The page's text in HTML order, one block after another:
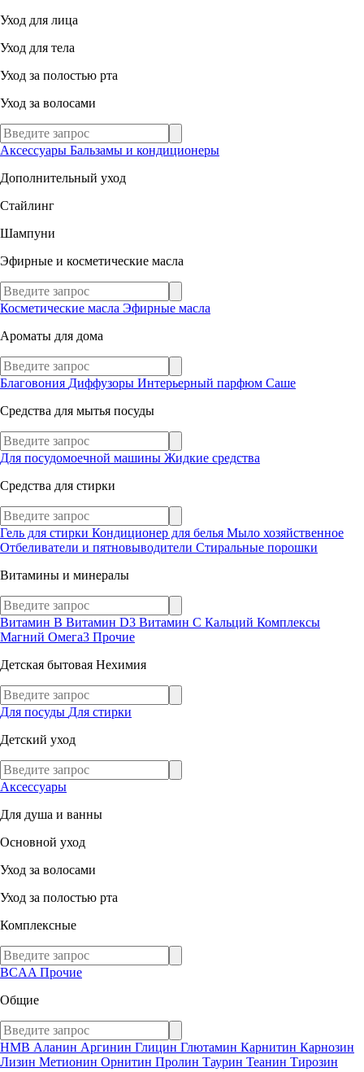
Уход для лица
Уход для тела
Уход за полостью рта
Уход за волосами
Аксессуары Бальзамы и кондиционеры
Дополнительный уход
Стайлинг
Шампуни
Эфирные и косметические масла
Косметические масла Эфирные масла
Ароматы для дома
Благовония Диффузоры Интерьерный парфюм Саше
Средства для мытья посуды
Для посудомоечной машины Жидкие средства
Средства для стирки
Гель для стирки Кондиционер для белья Мыло хозяйственное
Отбеливатели и пятновыводители Стиральные порошки
Витамины и минералы
Витамин В Витамин D3 Витамин С Кальций Комплексы
Магний Омега3 Прочие
Детская бытовая Нехимия
Для посуды Для стирки
Детский уход
Аксессуары
Для душа и ванны
Основной уход
Уход за волосами
Уход за полостью рта
Комплексные
BCAA Прочие
Общие
HMB Аланин Аргинин Глицин Глютамин Карнитин Карнозин
Лизин Метионин Орнитин Пролин Таурин Теанин Тирозин